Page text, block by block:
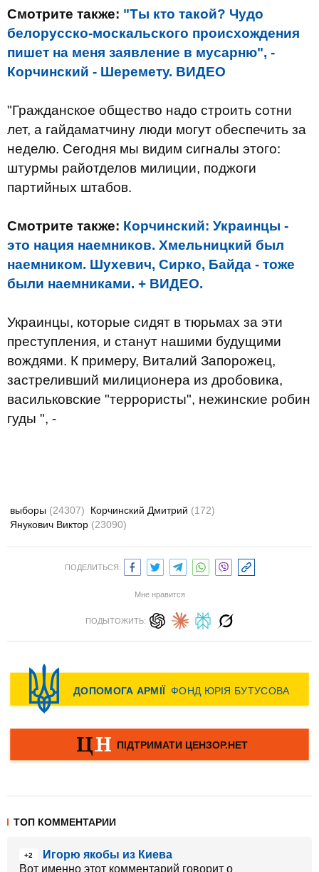
Смотрите также: "Ты кто такой? Чудо
белорусско-москальского происхождения
пишет на меня заявление в мусарню", -
Корчинский - Шеремету. ВИДЕО
"Гражданское общество надо строить сотни
лет, а гайдаматчину люди могут обеспечить за
неделю. Сегодня мы видим сигналы этого:
штурмы райотделов милиции, поджоги
партийных штабов.
Смотрите также: Корчинский: Украинцы -
это нация наемников. Хмельницкий был
наемником. Шухевич, Сирко, Байда - тоже
были наемниками. + ВИДЕО.
Украинцы, которые сидят в тюрьмах за эти
преступления, и станут нашими будущими
вождями. К примеру, Виталий Запорожец,
застреливший милиционера из дробовика,
васильковские "террористы", нежинские робин
гуды ", -
выборы (24307) Корчинский Дмитрий (172)
Янукович Виктор (23090)
ПОДЕЛИТЬСЯ:
Мне нравится
ПОДЫТОЖИТЬ:
ТОП КОММЕНТАРИИ
+2
Игорю якобы из Киева
Вот именно этот комментарий говорит о